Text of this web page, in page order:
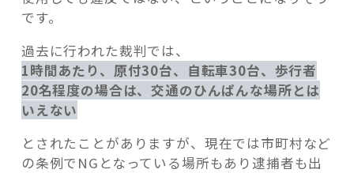
です。
過去に行われた裁判では、
1時間あたり、原付30台、自転車30台、歩行者
20名程度の場合は、交通のひんぱんな場所とは
いえない
とされたことがありますが、現在では市町村など
の条例でNGとなっている場所もあり逮捕者も出